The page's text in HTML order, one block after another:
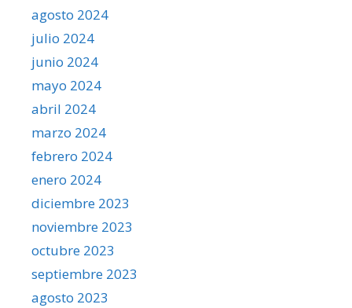
agosto 2024
julio 2024
junio 2024
mayo 2024
abril 2024
marzo 2024
febrero 2024
enero 2024
diciembre 2023
noviembre 2023
octubre 2023
septiembre 2023
agosto 2023